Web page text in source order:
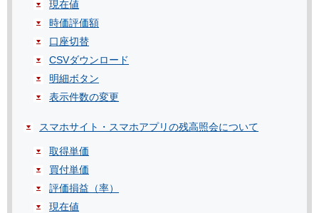
現在値
時価評価額
口座切替
CSVダウンロード
明細ボタン
表示件数の変更
スマホサイト・スマホアプリの残高照会について
取得単価
買付単価
評価損益（率）
現在値